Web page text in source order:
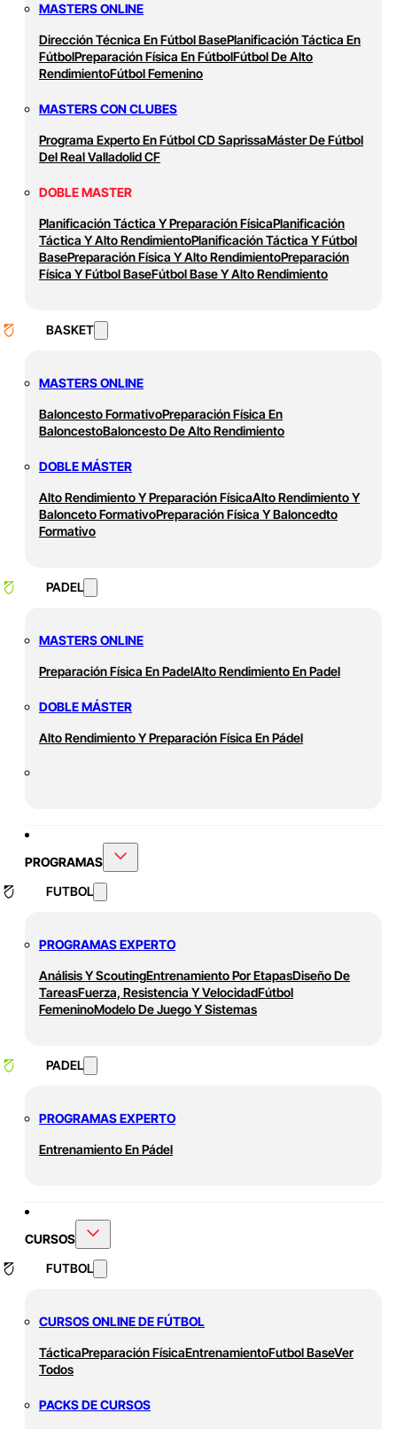
MASTERS ONLINE
Dirección Técnica En Fútbol BasePlanificación Táctica En
FútbolPreparación Física En FútbolFútbol De Alto
RendimientoFútbol Femenino
MASTERS CON CLUBES
Programa Experto En Fútbol CD SaprissaMáster De Fútbol
Del Real Valladolid CF
DOBLE MASTER
Planificación Táctica Y Preparación FísicaPlanificación
Táctica Y Alto RendimientoPlanificación Táctica Y Fútbol
BasePreparación Física Y Alto RendimientoPreparación
Física Y Fútbol BaseFútbol Base Y Alto Rendimiento
BASKET
MASTERS ONLINE
Baloncesto FormativoPreparación Física En
BaloncestoBaloncesto De Alto Rendimiento
DOBLE MÁSTER
Alto Rendimiento Y Preparación FísicaAlto Rendimiento Y
Balonceto FormativoPreparación Física Y Baloncedto
Formativo
PADEL
MASTERS ONLINE
Preparación Física En PadelAlto Rendimiento En Padel
DOBLE MÁSTER
Alto Rendimiento Y Preparación Física En Pádel
PROGRAMAS
FUTBOL
PROGRAMAS EXPERTO
Análisis Y ScoutingEntrenamiento Por EtapasDiseño De
TareasFuerza, Resistencia Y VelocidadFútbol
FemeninoModelo De Juego Y Sistemas
PADEL
PROGRAMAS EXPERTO
Entrenamiento En Pádel
CURSOS
FUTBOL
CURSOS ONLINE DE FÚTBOL
TácticaPreparación FísicaEntrenamientoFutbol BaseVer
Todos
PACKS DE CURSOS